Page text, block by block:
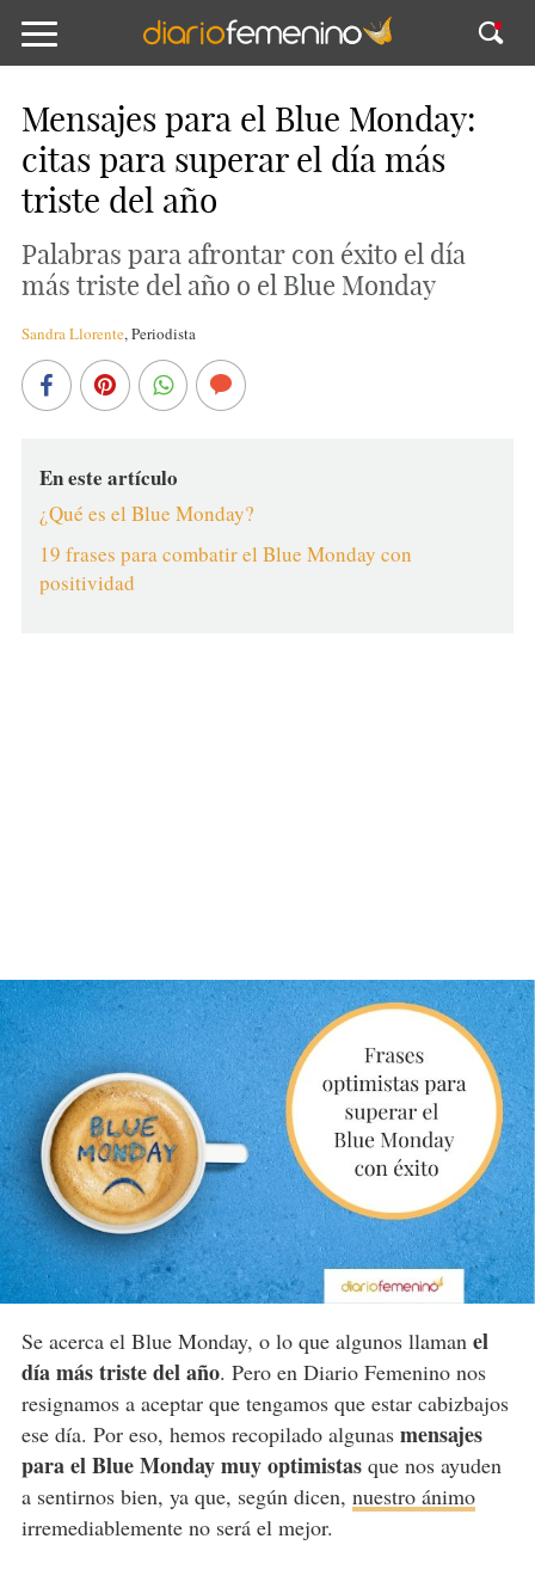
Mensajes para el Blue Monday:
citas para superar el día más
triste del año
Palabras para afrontar con éxito el día
más triste del año o el Blue Monday
Sandra Llorente,Periodista
En este artículo
¿Qué es el Blue Monday?
19 frases para combatir el Blue Monday con
positividad
Se acerca el Blue Monday, o lo que algunos llaman el
día más triste del año. Pero en Diario Femenino nos
resignamos a aceptar que tengamos que estar cabizbajos
ese día. Por eso, hemos recopilado algunas mensajes
para el Blue Monday muy optimistasque nos ayuden
a sentirnos bien, ya que, según dicen, nuestro ánimo
irremediablemente no será el mejor.